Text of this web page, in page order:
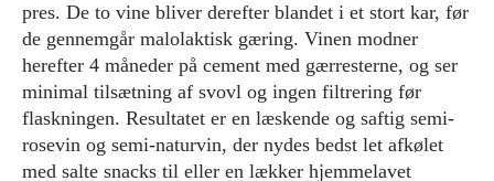
pres. De to vine bliver derefter blandet i et stort kar, før
de gennemgår malolaktisk gæring. Vinen modner
herefter 4 måneder på cement med gærresterne, og ser
minimal tilsætning af svovl og ingen filtrering før
flaskningen. Resultatet er en læskende og saftig semi-
rosevin og semi-naturvin, der nydes bedst let afkølet
med salte snacks til eller en lækker hjemmelavet